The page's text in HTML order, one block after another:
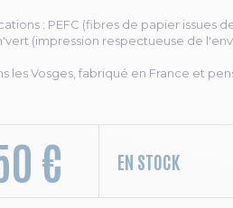
: PEFC (fibres de papier issues
(impression respectueuse de
les Vosges, fabriqué en France et
€ EN STOCK